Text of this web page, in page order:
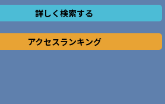
詳しく検索する
アクセスランキング